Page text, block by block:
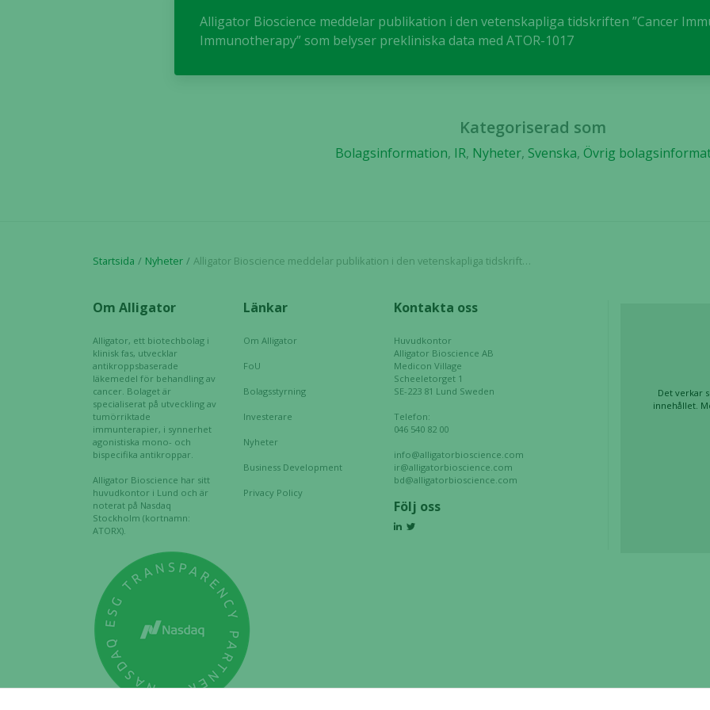
Alligator Bioscience meddelar publikation i den vetenskapliga tidskriften ”Cancer
Immunotherapy” som belyser prekliniska data med ATOR-1017
Kategoriserad som
Bolagsinformation, IR, Nyheter, Svenska, Övrig
Startsida Nyheter Alligator Bioscience meddelar publikation i den vetenskapliga tidskriften ”Cancer Immunology, Immunotherapy” som belyser prekliniska data med ATOR-1017
Om Alligator
Alligator, ett biotechbolag i
klinisk fas, utvecklar
antikroppsbaserade
läkemedel för behandling av
cancer. Bolaget är
specialiserat på utveckling av
tumörriktade
immunterapier, i synnerhet
agonistiska mono- och
bispecifika antikroppar.
Alligator Bioscience har sitt
huvudkontor i Lund och är
noterat på Nasdaq
Stockholm (kortnamn:
ATORX).
Länkar
Om Alligator
FoU
Bolagsstyrning
Investerare
Nyheter
Business Development
Privacy Policy
Kontakta oss
Huvudkontor
Alligator Bioscience AB
Medicon Village
Scheeletorget 1
SE-223 81 Lund Sweden
Telefon:
046 540 82 00
info@alligatorbioscience.com
ir@alligatorbioscience.com
bd@alligatorbioscience.com
Följ oss
Det verkar
innehållet.
prestera så
bra som
möjligt